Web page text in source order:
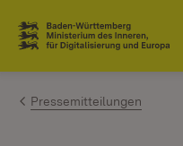
Zum Inhalt springen
Link zur Startseite
Pressemitteilungen